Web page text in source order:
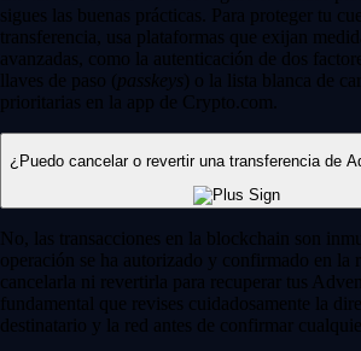
sigues las buenas prácticas. Para proteger tu
transferencia, usa plataformas que exijan
avanzadas, como la autenticación de dos
llaves de paso (passkeys ) o la lista blanca de
prioritarias en la app de Crypto.com.
¿Puedo cancelar o revertir una transferencia de
No, las transacciones en la blockchain son
operación se ha autorizado y confirmado en la
cancelarla ni revertirla para recuperar tus
fundamental que revises cuidadosamente la
destinatario y la red antes de confirmar